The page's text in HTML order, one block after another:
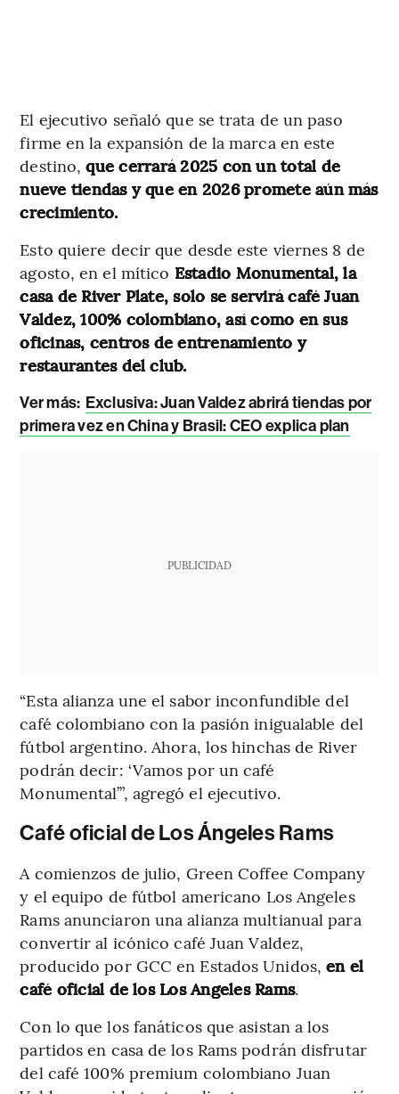
El ejecutivo señaló que se trata de un paso
firme en la expansión de la marca en este
destino, que cerrará 2025 con un total de
nueve tiendas y que en 2026 promete aún más
crecimiento.
Esto quiere decir que desde este viernes 8 de
agosto, en el mítico Estadio Monumental, la
casa de River Plate, solo se servirá café Juan
Valdez, 100% colombiano, así como en sus
oficinas, centros de entrenamiento y
restaurantes del club.
Ver más: Exclusiva: Juan Valdez abrirá tiendas por
primera vez en China y Brasil: CEO explica plan
PUBLICIDAD
“Esta alianza une el sabor inconfundible del
café colombiano con la pasión inigualable del
fútbol argentino. Ahora, los hinchas de River
podrán decir: ‘Vamos por un café
Monumental’”, agregó el ejecutivo.
Café oficial de Los Ángeles Rams
A comienzos de julio, Green Coffee Company
y el equipo de fútbol americano Los Angeles
Rams anunciaron una alianza multianual para
convertir al icónico café Juan Valdez,
producido por GCC en Estados Unidos,en el
café oficial de los Los Angeles Rams.
Con lo que los fanáticos que asistan a los
partidos en casa de los Rams podrán disfrutar
del café 100% premium colombiano Juan